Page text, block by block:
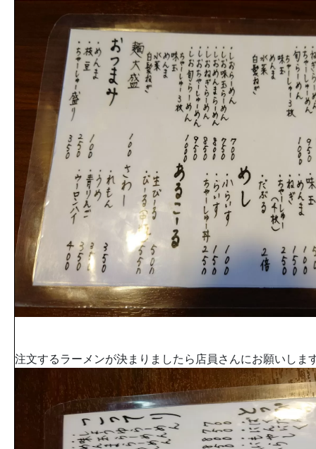
注文するラーメンが決まりましたら店員さんにお願いしま